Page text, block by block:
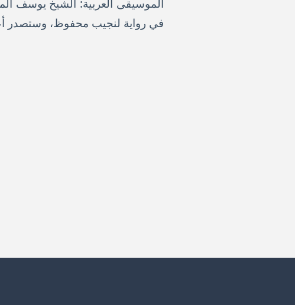
الموسيقى العربية: الشيخ يوسف
في رواية لنجيب محفوظ، وستصدر